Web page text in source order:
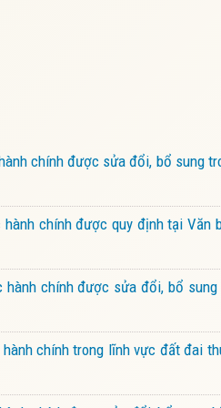
chính được sửa đổi, bổ sung
chính được quy định tại
chính được sửa đổi, bổ
chính trong lĩnh vực đất đai